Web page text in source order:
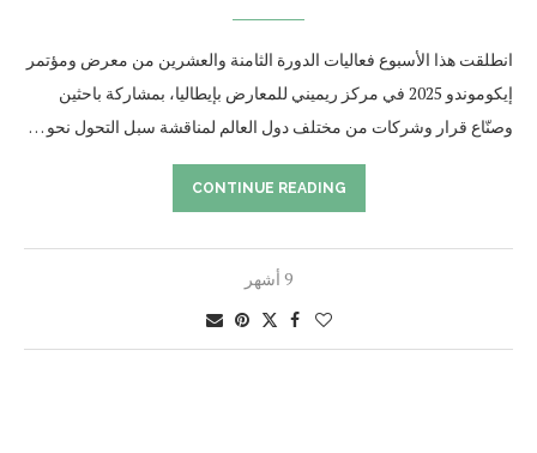
انطلقت هذا الأسبوع فعاليات الدورة الثامنة والعشرين من معرض ومؤتمر
إيكوموندو 2025 في مركز ريميني للمعارض بإيطاليا، بمشاركة باحثين
وصنّاع قرار وشركات من مختلف دول العالم لمناقشة سبل التحول نحو …
CONTINUE READING
9 أشهر